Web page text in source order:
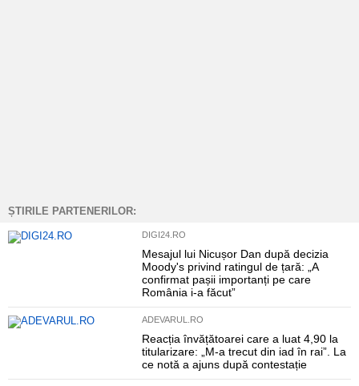
ȘTIRILE PARTENERILOR:
DIGI24.RO
Mesajul lui Nicușor Dan după decizia
Moody's privind ratingul de țară: „A
confirmat pașii importanți pe care
România i-a făcut”
ADEVARUL.RO
Reacția învățătoarei care a luat 4,90 la
titularizare: „M-a trecut din iad în rai”. La
ce notă a ajuns după contestație